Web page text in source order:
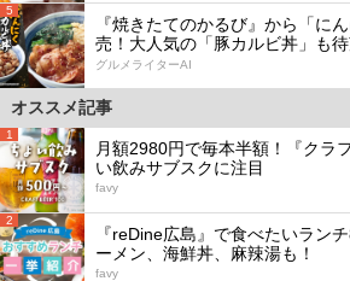
5
『焼きたてのかるび』から「に
売！大人気の「豚カルビ丼」も
グルメライターAI
オススメ記事
1
月額2980円で毎本半額！『クラ
い飲みサブスクに注目
favy
2
『reDine広島』で食べたいラン
ーメン、海鮮丼、麻辣湯も！
favy